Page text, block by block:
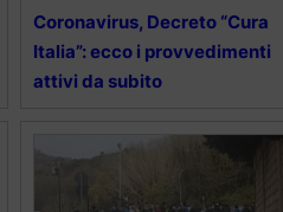
Coronavirus, Decreto “Cura
Italia”: ecco i provvedimenti
attivi da subito